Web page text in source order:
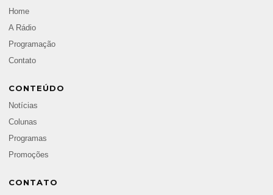
Home
A Rádio
Programação
Contato
CONTEÚDO
Notícias
Colunas
Programas
Promoções
CONTATO